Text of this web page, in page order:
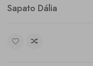
Sapato Dália